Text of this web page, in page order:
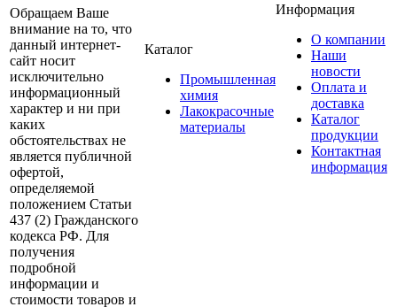
Обращаем Ваше
внимание на то, что
данный интернет-
сайт носит
исключительно
информационный
характер и ни при
каких
обстоятельствах не
является публичной
офертой,
определяемой
положением Статьи
437 (2) Гражданского
кодекса РФ. Для
получения
подробной
информации и
стоимости товаров и
Каталог
Промышленная
химия
Лакокрасочные
материалы
Информация
О компании
Наши
новости
Оплата и
доставка
Каталог
продукции
Контактная
информация